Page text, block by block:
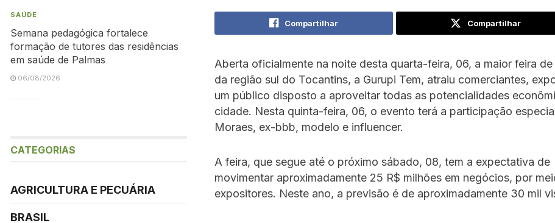
Compartilhar Compartilhar
Aberta oficialmente na noite desta quarta-feira, 06, a maior feira
da região sul do Tocantins, a Gurupi Tem, atraiu comerciantes,
um público disposto a aproveitar todas as potencialidades
cidade. Nesta quinta-feira, 06, o evento terá a participação
Moraes, ex-bbb, modelo e influencer.
A feira, que segue até o próximo sábado, 08, tem a expectativa de
movimentar aproximadamente 25 R$ milhões em negócios, por
expositores. Neste ano, a previsão é de aproximadamente 30 mil
SAÚDE
Semana pedagógica fortalece
formação de tutores das residências
em saúde de Palmas
06/08/2026
CATEGORIAS
AGRICULTURA E PECUÁRIA
BRASIL